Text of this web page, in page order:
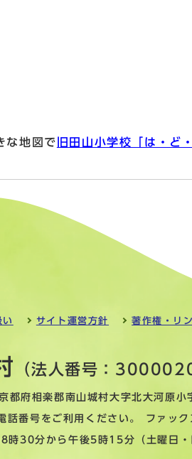
な地図で 旧田山小学校「は・ど
サイト運営方針 著作権・リ
（法人番号：
府相楽郡南山城村大字北大河原
話番号をご利用ください。 ファ
時30分から午後5時15分（土曜日